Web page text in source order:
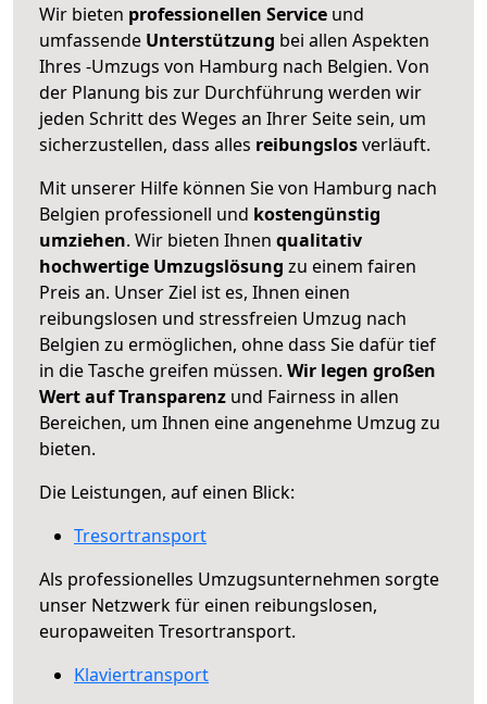
Wir bieten professionellen Service und
umfassende Unterstützung bei allen Aspekten
Ihres -Umzugs von Hamburg nach Belgien. Von
der Planung bis zur Durchführung werden wir
jeden Schritt des Weges an Ihrer Seite sein, um
sicherzustellen, dass alles reibungslosverläuft.
Mit unserer Hilfe können Sie von Hamburg nach
Belgien professionell und kostengünstig
umziehen. Wir bieten Ihnen qualitativ
hochwertige Umzugslösung zu einem fairen
Preis an. Unser Ziel ist es, Ihnen einen
reibungslosen und stressfreien Umzug nach
Belgien zu ermöglichen, ohne dass Sie dafür tief
in die Tasche greifen müssen. Wir legen großen
Wert auf Transparenz und Fairness in allen
Bereichen, um Ihnen eine angenehme Umzug zu
bieten.
Die Leistungen, auf einen Blick:
Tresortransport
Als professionelles Umzugsunternehmen sorgte
unser Netzwerk für einen reibungslosen,
europaweiten Tresortransport.
Klaviertransport